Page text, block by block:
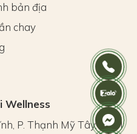
bản địa
chay
Wellness
P. Thạnh Mỹ Tây, HCM